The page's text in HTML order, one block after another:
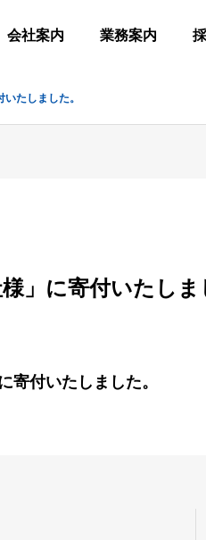
会社案内 業務案内
CONTROL
OUTLINE
いたしました。
様」に寄付いたしま
寄付いたしました。